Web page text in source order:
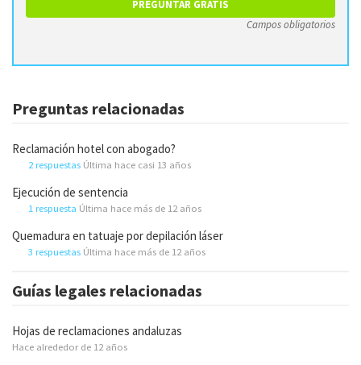
Campos obligatorios
Preguntas relacionadas
Reclamación hotel con abogado?
2 respuestas Última hace casi 13 años
Ejecución de sentencia
1 respuesta Última hace más de 12 años
Quemadura en tatuaje por depilación láser
3 respuestas Última hace más de 12 años
Guías legales relacionadas
Hojas de reclamaciones andaluzas
Hace alrededor de 12 años